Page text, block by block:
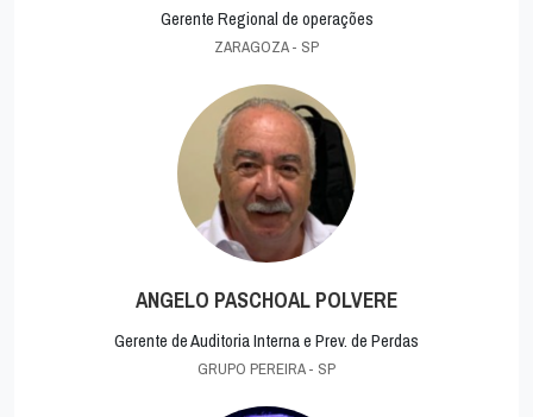
Gerente Regional de operações
ZARAGOZA - SP
ANGELO PASCHOAL POLVERE
Gerente de Auditoria Interna e Prev. de Perdas
GRUPO PEREIRA - SP